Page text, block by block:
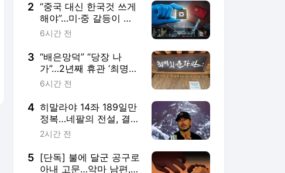
2 “중국 대신 한국것 쓰게
해야”…미·중 갈등이 벌
어준 韓 골든타임
6시간 전
3 “배은망덕” “당장 나
가”…2년째 휴관 ‘최명희
문학관’서 생긴 일
6시간 전
4 히말라야 14좌 189일만
정복…네팔의 전설, 결국
산에서 떠났다
2시간 전
5 [단독] 불에 달군 공구로
아내 고문…악마 남편,